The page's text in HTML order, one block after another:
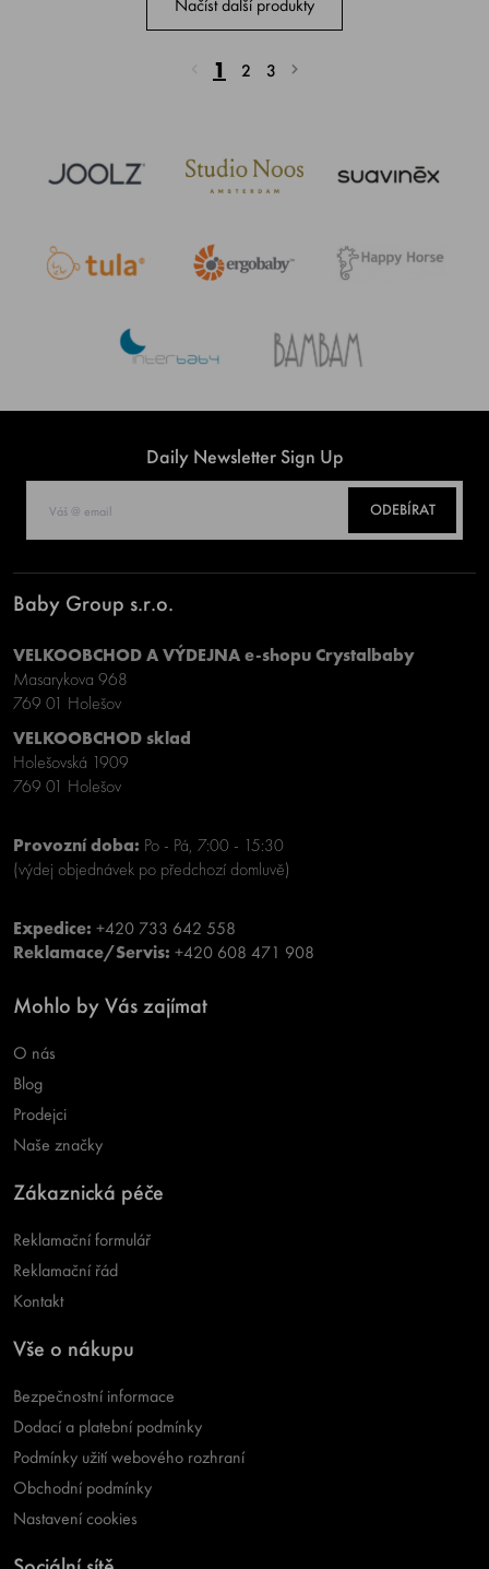
Načíst další produkty
1 2 3
Daily Newsletter Sign Up
ODEBÍRAT
Baby Group s.r.o.
VELKOOBCHOD A VÝDEJNA e-shopu Crystalbaby
Masarykova 968
769 01 Holešov
VELKOOBCHOD sklad
Holešovská 1909
769 01 Holešov
Provozní doba: Po - Pá, 7:00 - 15:30
(výdej objednávek po předchozí domluvě)
Expedice: +420 733 642 558
Reklamace/Servis: +420 608 471 908
Mohlo by Vás zajímat
O nás
Blog
Prodejci
Naše značky
Zákaznická péče
Reklamační formulář
Reklamační řád
Kontakt
Vše o nákupu
Bezpečnostní informace
Dodací a platební podmínky
Podmínky užití webového rozhraní
Obchodní podmínky
Nastavení cookies